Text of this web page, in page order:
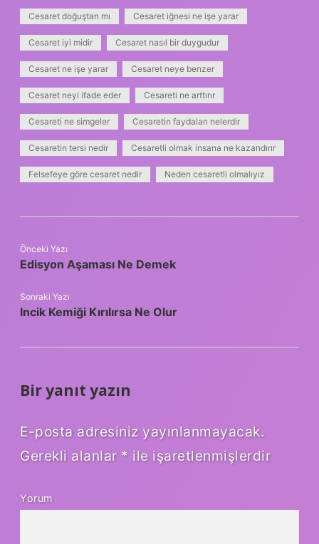
Cesaret doğuştan mı Cesaret iğnesi ne işe yarar
Cesaret iyi midir Cesaret nasıl bir duygudur
Cesaret ne işe yarar Cesaret neye benzer
Cesaret neyi ifade eder Cesareti ne arttırır
Cesareti ne simgeler Cesaretin faydaları nelerdir
Cesaretin tersi nedir Cesaretli olmak insana ne kazandırır
Felsefeye göre cesaret nedir Neden cesaretli olmalıyız
Önceki Yazı
Edisyon Aşaması Ne Demek
Sonraki Yazı
Incik Kemiği Kırılırsa Ne Olur
Bir yanıt yazın
E-posta adresiniz yayınlanmayacak.
Gerekli alanlar * ile işaretlenmişlerdir
Yorum